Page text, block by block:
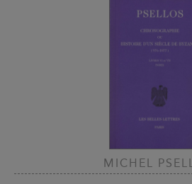
MICHEL